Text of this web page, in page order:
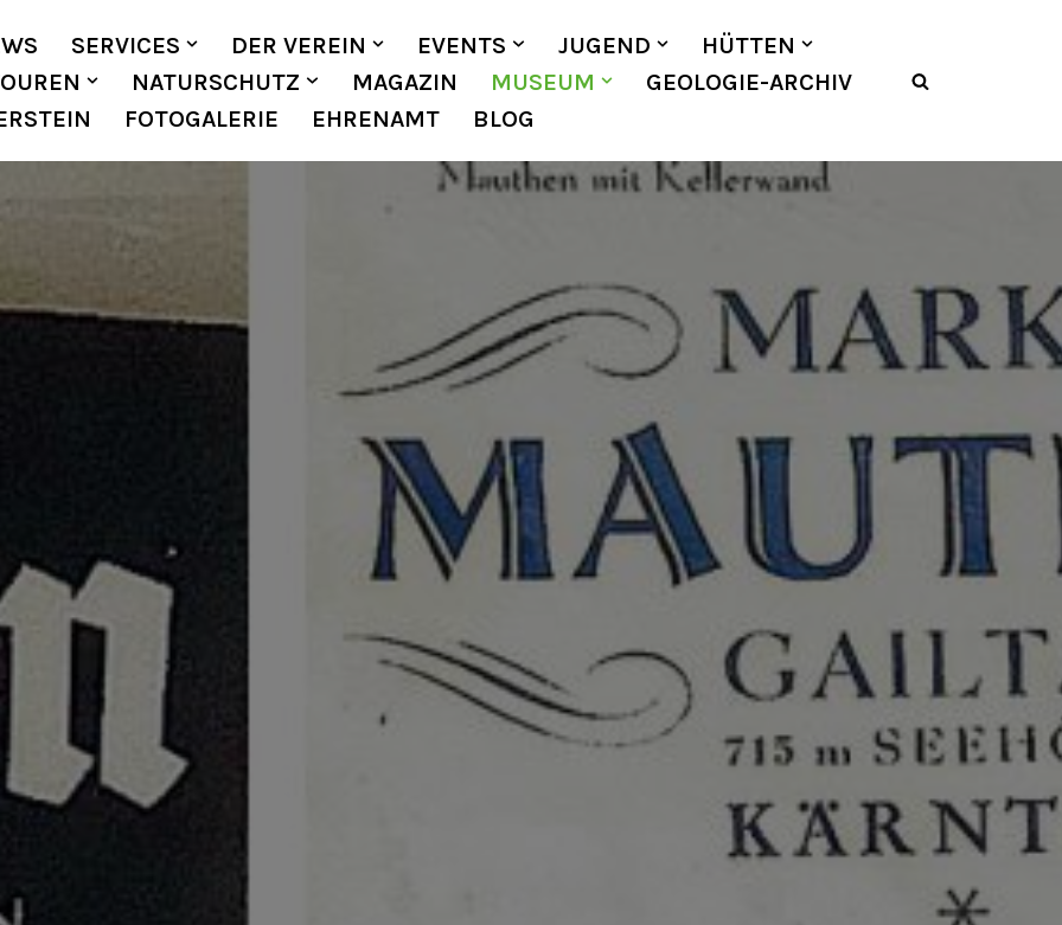
SERVICES DER VEREIN EVENTS JUGEND
HÜTTEN
NATURSCHUTZ MAGAZIN MUSEUM
GEOLOGIE-ARCHIV
FOTOGALERIE EHRENAMT BLOG